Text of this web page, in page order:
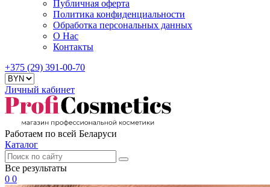
Публичная оферта
Политика конфиденциальности
Обработка персональных данных
О Нас
Контакты
+375 (29) 391-00-70
Личный кабинет
Работаем по всей Беларуси
Каталог
Все результаты
0 0